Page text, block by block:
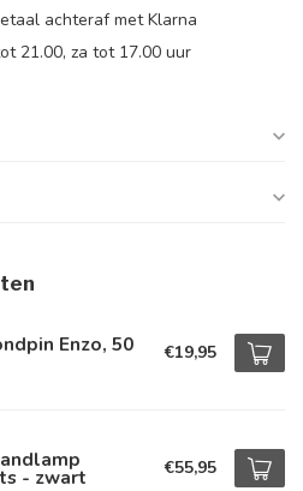
achteraf met Klarna
21.00, za tot 17.00 uur
Enzo, 50 €19,95
- zwart €55,95